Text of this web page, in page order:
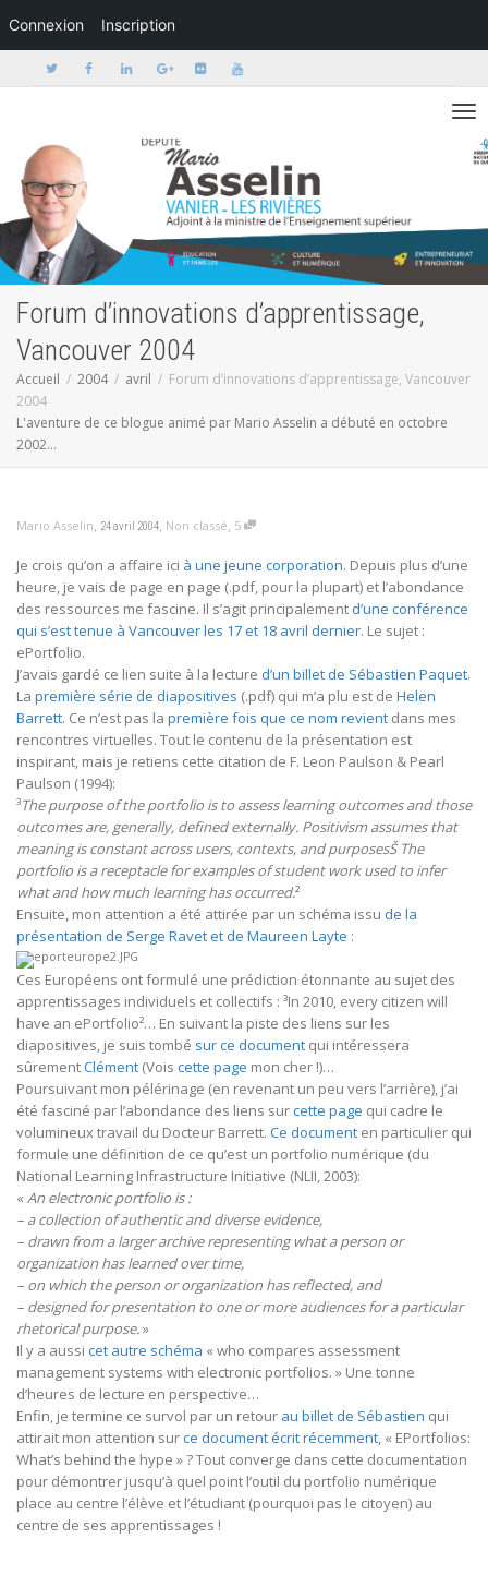
Connexion Inscription
Activer/
Forum d’innovations d’apprentissage,
Vancouver 2004
Accueil 2004 avril
Forum d’innovations d’apprentissage, Vancouver
2004
L'aventure de ce blogue animé par Mario Asselin a débuté en octobre
2002...
Mario Asselin, 24 avril 2004, Non classé, 5
Je crois qu’on a affaire ici à une jeune corporation. Depuis plus d’une
heure, je vais de page en page (.pdf, pour la plupart) et l’abondance
des ressources me fascine. Il s’agit principalement d’une conférence
qui s’est tenue à Vancouver les 17 et 18 avril dernier. Le sujet :
ePortfolio.
J’avais gardé ce lien suite à la lecture d’un billet de Sébastien Paquet.
La première série de diapositives (.pdf) qui m’a plu est de Helen
Barrett. Ce n’est pas la première fois que ce nom revient dans mes
rencontres virtuelles. Tout le contenu de la présentation est
inspirant, mais je retiens cette citation de F. Leon Paulson & Pearl
Paulson (1994):
³The purpose of the portfolio is to assess learning outcomes and those
outcomes are, generally, defined externally. Positivism assumes that
meaning is constant across users, contexts, and purposesŠ The
portfolio is a receptacle for examples of student work used to infer
what and how much learning has occurred.²
Ensuite, mon attention a été attirée par un schéma issu de la
présentation de Serge Ravet et de Maureen Layte :
Ces Européens ont formulé une prédiction étonnante au sujet des
apprentissages individuels et collectifs : ³In 2010, every citizen will
have an ePortfolio²… En suivant la piste des liens sur les
diapositives, je suis tombé sur ce document qui intéressera
sûrementClément (Vois cette page mon cher !)…
Poursuivant mon pélérinage (en revenant un peu vers l’arrière), j’ai
été fasciné par l’abondance des liens surcette page qui cadre le
volumineux travail du Docteur Barrett. Ce document en particulier qui
formule une définition de ce qu’est un portfolio numérique (du
National Learning Infrastructure Initiative (NLII, 2003):
« An electronic portfolio is :
– a collection of authentic and diverse evidence,
– drawn from a larger archive representing what a person or
organization has learned over time,
– on which the person or organization has reflected, and
– designed for presentation to one or more audiences for a particular
rhetorical purpose.»
Il y a aussi cet autre schéma « who compares assessment
management systems with electronic portfolios. » Une tonne
d’heures de lecture en perspective…
Enfin, je termine ce survol par un retour au billet de Sébastien qui
attirait mon attention surce document écrit récemment, « EPortfolios:
What’s behind the hype » ? Tout converge dans cette documentation
pour démontrer jusqu’à quel point l’outil du portfolio numérique
place au centre l’élève et l’étudiant (pourquoi pas le citoyen) au
centre de ses apprentissages !